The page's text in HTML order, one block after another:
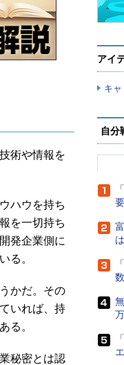
術や情報を
ハウを持ち
を一切持ち
発企業側に
る。
かだ。その
いれば、持
る。
秘密とは認
アイ
キ
自分